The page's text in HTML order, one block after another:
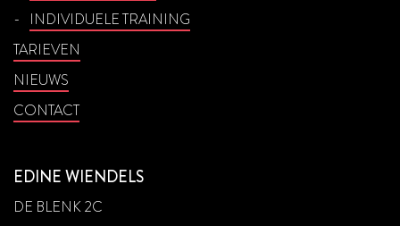
INDIVIDUELE TRAINING
TARIEVEN
NIEUWS
CONTACT
EDINE WIENDELS
DE BLENK 2C